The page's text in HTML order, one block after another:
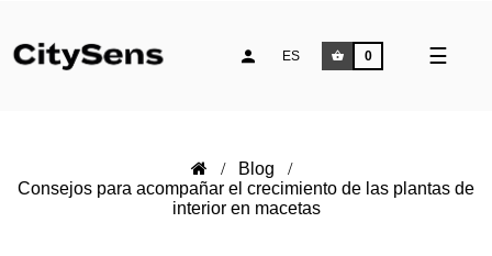
☰
ES 0
Blog
Consejos para acompañar el crecimiento de las plantas de
interior en macetas